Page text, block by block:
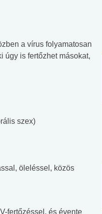
a vírus folyamatosan
úgy is fertőzhet másokat,
szex)
öleléssel, közös
fertőzéssel, és évente